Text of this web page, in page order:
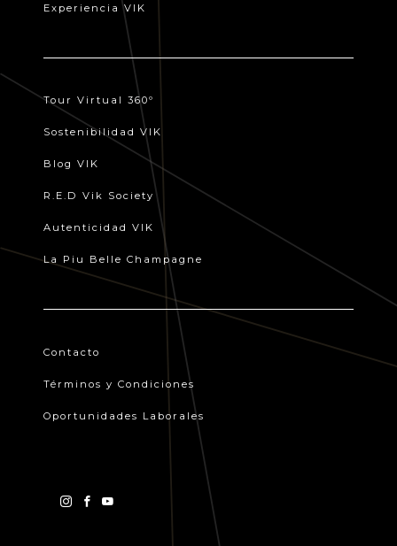
Experiencia VIK
Tour Virtual 360º
Sostenibilidad VIK
Blog VIK
R.E.D Vik Society
Autenticidad VIK
La Piu Belle Champagne
Contacto
Términos y Condiciones
Oportunidades Laborales